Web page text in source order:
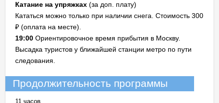
Катание на упряжках (за доп. плату)
Кататься можно только при наличии снега. Стоимость 300
₽ (оплата на месте).
19:00 Ориентировочное время прибытия в Москву.
Высадка туристов у ближайшей станции метро по пути
следования.
Продолжительность программы
11 часов